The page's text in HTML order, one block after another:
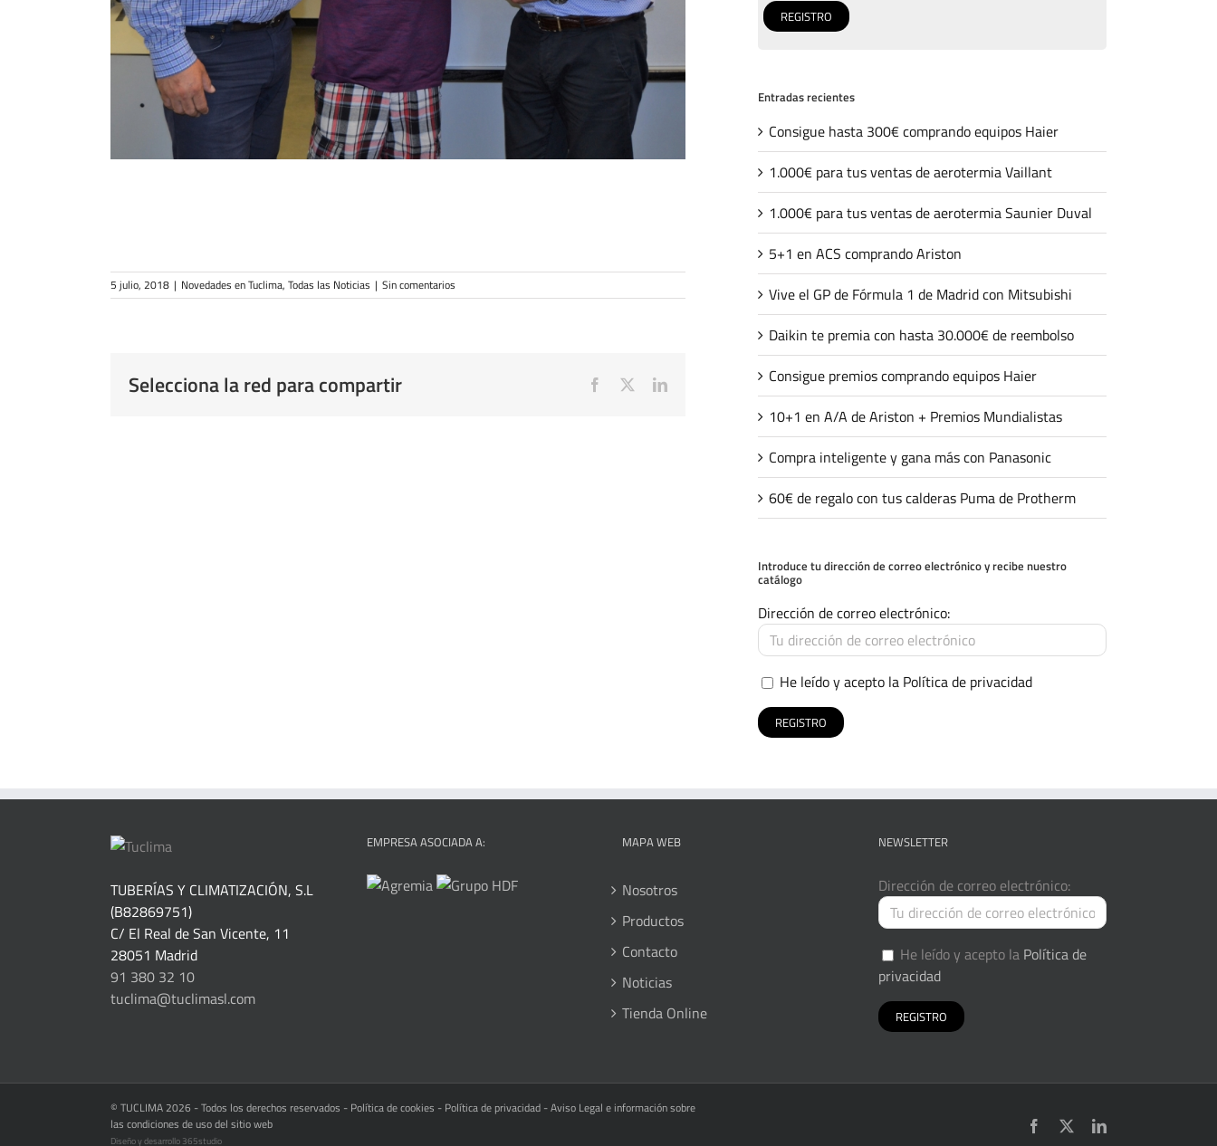
5 julio, 2018 | Novedades en Tuclima, Todas las Noticias | Sin comentarios
Selecciona la red para compartir Facebook LinkedIn
Entradas recientes
Consigue hasta 300€ comprando equipos Haier
1.000€ para tus ventas de aerotermia Vaillant
1.000€ para tus ventas de aerotermia Saunier Duval
5+1 en ACS comprando Ariston
Vive el GP de Fórmula 1 de Madrid con Mitsubishi
Daikin te premia con hasta 30.000€ de reembolso
Consigue premios comprando equipos Haier
10+1 en A/A de Ariston + Premios Mundialistas
Compra inteligente y gana más con Panasonic
60€ de regalo con tus calderas Puma de Protherm
Introduce tu dirección de correo electrónico y recibe nuestro
catálogo
Dirección de correo electrónico:
He leído y acepto la Política de privacidad
TUBERÍAS Y CLIMATIZACIÓN, S.L
(B82869751)
C/ El Real de San Vicente, 11
28051 Madrid
91 380 32 10
tuclima@tuclimasl.com
EMPRESA ASOCIADA A: MAPA WEB
Nosotros
Productos
Contacto
Noticias
Tienda Online
NEWSLETTER
Dirección de correo electrónico:
He leído y acepto la Política de
privacidad
© TUCLIMA 2026 - Todos los derechos reservados - Política de cookies - Política de privacidad -Aviso Legal e información sobre
las condiciones de uso del sitio web
Diseño y desarrollo 365studio
Facebook LinkedIn